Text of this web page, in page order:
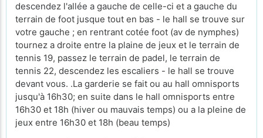
descendez l'allée a gauche de celle-ci et a gauche du
terrain de foot jusque tout en bas - le hall se trouve sur
votre gauche ; en rentrant cotée foot (av de nymphes)
tournez a droite entre la plaine de jeux et le terrain de
tennis 19, passez le terrain de padel, le terrain de
tennis 22, descendez les escaliers - le hall se trouve
devant vous. .La garderie se fait ou au hall omnisports
jusqu'à 16h30; en suite dans le hall omnisports entre
16h30 et 18h (hiver ou mauvais temps) ou a la pleine de
jeux entre 16h30 et 18h (beau temps)